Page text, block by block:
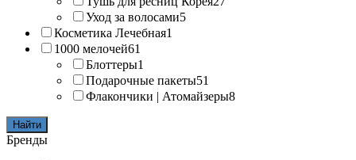
Уход за волосами5
Косметика Лечебная1
1000 мелочей61
Блоттеры1
Подарочные пакеты51
Флакончики | Атомайзеры8
Найти
Бренды